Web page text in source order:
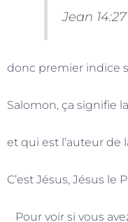
Jean 14:27
donc premier indice
Salomon, ça signifie
et qui est l’auteur de
C’est Jésus, Jésus le
Pour voir si vous